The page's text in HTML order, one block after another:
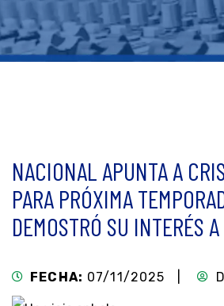
NACIONAL APUNTA A
PARA PRÓXIMA
DEMOSTRÓ SU INTERÉS
FECHA: 07/11/2025 |